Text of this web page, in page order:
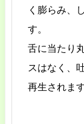
く膨らみ、
す。
舌に当たり
スはなく、
再生されます